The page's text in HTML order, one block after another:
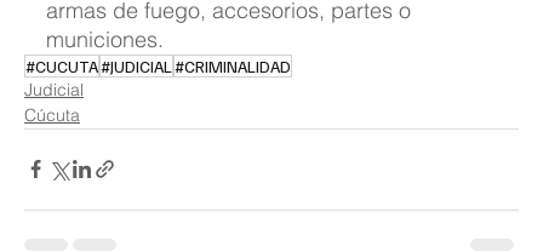
armas de fuego, accesorios, partes o
municiones.
#CUCUTA#JUDICIAL #CRIMINALIDAD
Judicial
Cúcuta